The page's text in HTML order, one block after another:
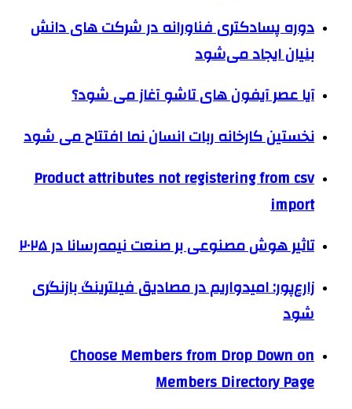
دوره پسادکتری فناورانه در شرکت های دانش
بنیان ایجاد می‌شود
آیا عصر آیفون های تاشو آغاز می شود؟
نخستین کارخانه ربات انسان نما افتتاح می شود
Product attributes not registering from csv
import
تاثیر هوش مصنوعی بر صنعت نیمه‌رسانا در ۲۰۲۵
زارع‌پور: امیدواریم در مصادیق فیلترینگ بازنگری
شود
Choose Members from Drop Down on
Members Directory Page